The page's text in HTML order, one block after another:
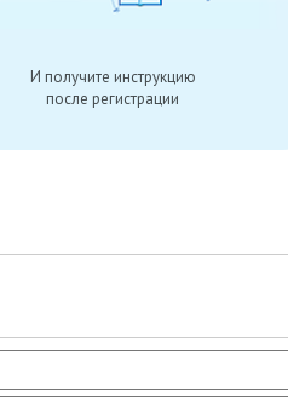
И получите инструкцию
после регистрации